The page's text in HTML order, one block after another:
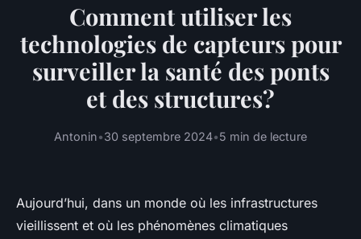
Comment utiliser les
technologies de capteurs pour
surveiller la santé des ponts
et des structures?
Antonin•30 septembre 2024•5 min de lecture
Aujourd’hui, dans un monde où les infrastructures
vieillissent et où les phénomènes climatiques